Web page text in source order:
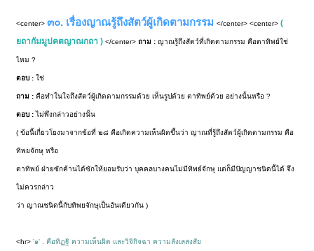
<center>๓๐. เรื่องญาณรู้ถึงสัตว์ผู้เกิดตามกรรม </center> <center>(
ยถากัมมูปคตญาณกถา )</center>ถาม :ญาณรู้ถึงสัตว์ที่เกิดตามกรรม คือตาทิพย์ใช่
ไหม ?
ตอบ :ใช่
ถาม :คือทำในใจถึงสัตว์ผู้เกิดตามกรรมด้วย เห็นรูปด้วย ตาทิพย์ด้วย อย่างนั้นหรือ ?
ตอบ :ไม่พึงกล่าวอย่างนั้น
( ข้อนี้เกี่ยวโยงมาจากข้อที่ ๒๘ คือเกิดความเห็นผิดขึ้นว่า ญาณที่รู้ถึงสัตว์ผู้เกิดตามกรรม คือ
ทิพยจักษุ หรือ
ตาทิพย์ ฝ่ายซักค้านได้ซักให้ยอมรับว่า บุคคลบางคนไม่มีทิพย์จักษุ แต่ก็มีปัญญาชนิดนี้ได้ จึง
ไม่ควรกล่าว
ว่า ญาณชนิดนี้กับทิพยจักษุเป็นอันเดียวกัน )
<hr>'๑' . คือทิฏฐิ ความเห็นผิด และวิจิกิจฉา ความลังเลสงสัย